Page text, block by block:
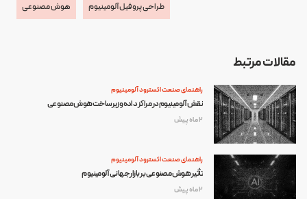
طراحی پروفیل آلومینیوم هوش مصنوعی
مقالات مرتبط
راهنمای صنعت اکسترود آلومینیوم
نقش آلومینیوم در مراکز داده و زیرساخت هوش مصنوعی
2 ماه پیش
راهنمای صنعت اکسترود آلومینیوم
تأثیر هوش مصنوعی بر بازار جهانی آلومینیوم
2 ماه پیش